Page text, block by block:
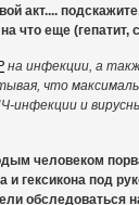
акт....
что еще (гепатит,
на инфекции, а
что
инфекции и
человеком
и гексикона под
обследоваться